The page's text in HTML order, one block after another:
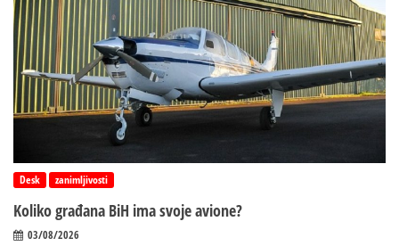
Desk zanimljivosti
Koliko građana BiH ima svoje avione?
03/08/2026